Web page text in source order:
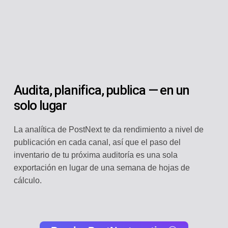
Audita, planifica, publica — en un
solo lugar
La analítica de PostNext te da rendimiento a nivel de
publicación en cada canal, así que el paso del
inventario de tu próxima auditoría es una sola
exportación en lugar de una semana de hojas de
cálculo.